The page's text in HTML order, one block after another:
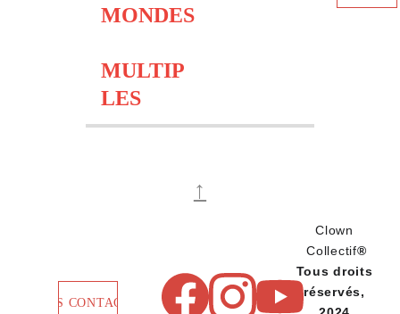
MONDES
MULTIP
LES
↑
Clown
Collectif®
Tous droits
réservés,
NOUS CONTACTER